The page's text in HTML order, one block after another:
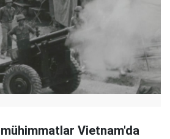
mühimmatlar Vietnam'da